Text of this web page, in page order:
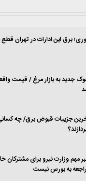
برق این ادارات در تهران
جدید به بازار مرغ / قیمت
جزییات قبوض برق/ چه
مهم وزارت نیرو برای مشترکان
به بورس نیست